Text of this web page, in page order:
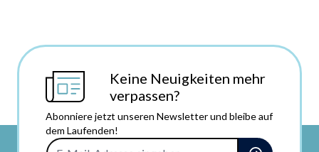
Keine Neuigkeiten mehr
verpassen?
Abonniere jetzt unseren Newsletter und bleibe auf
dem Laufenden!